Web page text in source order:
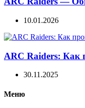
10.01.2026
ARC Raiders: Как
30.11.2025
Меню